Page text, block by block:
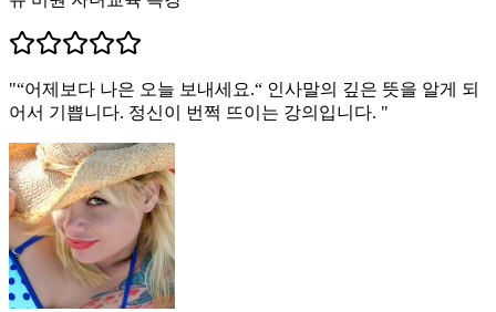
"“어제보다 나은 오늘 보내세요.“ 인사말의 깊은 뜻을 알게 되
어서 기쁩니다. 정신이 번쩍 뜨이는 강의입니다. "